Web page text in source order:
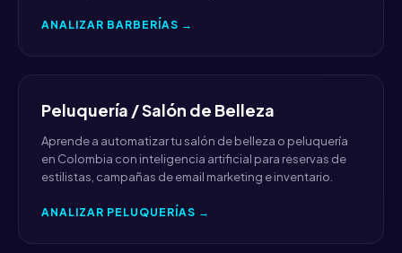
ANALIZAR BARBERÍAS →
Peluquería / Salón de Belleza
Aprende a automatizar tu salón de belleza o peluquería
en Colombia con inteligencia artificial para reservas de
estilistas, campañas de email marketing e inventario.
ANALIZAR PELUQUERÍAS →